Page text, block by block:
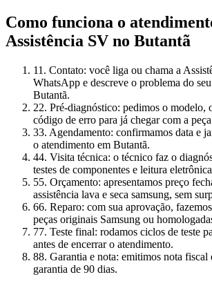
Como funciona o
Assistência SV no Butantã
11. Contato: você liga ou chama a
WhatsApp e descreve o problema do
Butantã.
22. Pré-diagnóstico: pedimos o modelo,
código de erro para já chegar com a
33. Agendamento: confirmamos data e
o atendimento em Butantã.
44. Visita técnica: o técnico faz o
testes de componentes e leitura
55. Orçamento: apresentamos preço
assistência lava e seca samsung, sem
66. Reparo: com sua aprovação,
peças originais Samsung ou
77. Teste final: rodamos ciclos de teste
antes de encerrar o atendimento.
88. Garantia e nota: emitimos nota fiscal
garantia de 90 dias.